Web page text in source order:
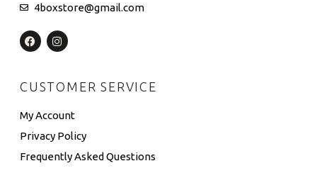
4boxstore@gmail.com
CUSTOMER SERVICE
My Account
Privacy Policy
Frequently Asked Questions